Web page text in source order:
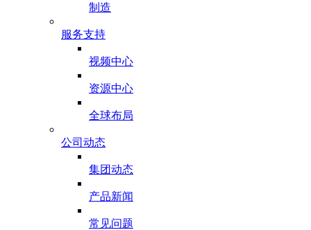
制造
服务支持
视频中心
资源中心
全球布局
公司动态
集团动态
产品新闻
常见问题